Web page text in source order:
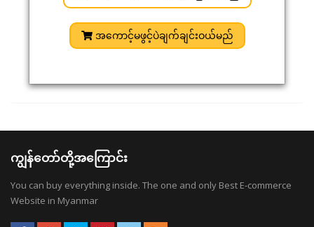
အကောင့်မဖွင့်ပဲချက်ချင်းဝယ်မည်
ကျွန်တော်တို့အကြောင်း
You can buy everything inside. The one and only Best E-commerce
Website in Myanmar